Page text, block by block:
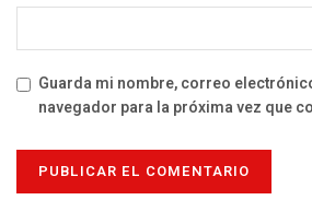
Guarda mi nombre, correo
navegador para la próxima vez que